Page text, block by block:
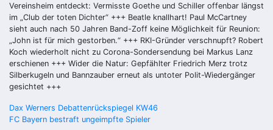
Vereinsheim entdeckt: Vermisste Goethe und Schiller offenbar längst
im „Club der toten Dichter“ +++ Beatle knallhart! Paul McCartney
sieht auch nach 50 Jahren Band-Zoff keine Möglichkeit für Reunion:
„John ist für mich gestorben.“ +++ RKI-Gründer verschnupft? Robert
Koch wiederholt nicht zu Corona-Sondersendung bei Markus Lanz
erschienen +++ Wider die Natur: Gepfählter Friedrich Merz trotz
Silberkugeln und Bannzauber erneut als untoter Polit-Wiedergänger
gesichtet +++
Beitragsnavigation
Dax Werners Debattenrückspiegel KW46
FC Bayern bestraft ungeimpfte Spieler